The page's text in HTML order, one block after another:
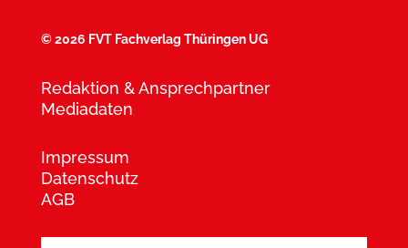
©2026 FVT Fachverlag Thüringen UG
Redaktion & Ansprechpartner
Mediadaten
Impressum
Datenschutz
AGB